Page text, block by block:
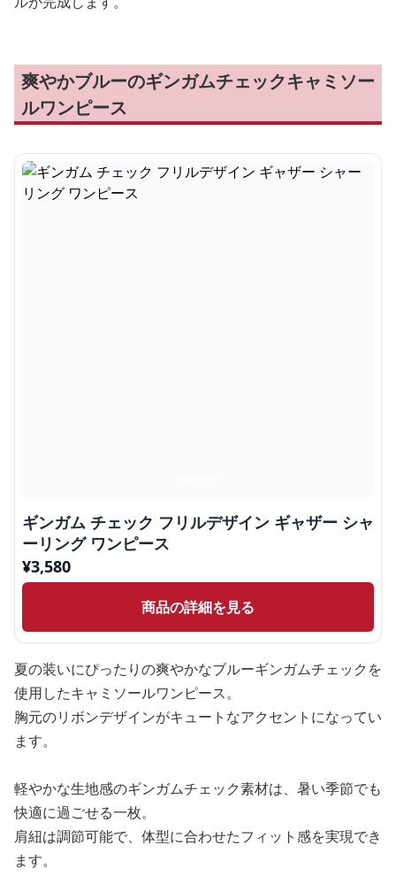
爽やかブルーのギンガムチェックキャミソー
ルワンピース
ギンガム チェック フリルデザイン ギャザー シャ
ーリング ワンピース
¥3,580
商品の詳細を見る
夏の装いにぴったりの爽やかなブルーギンガムチェックを
使用したキャミソールワンピース。
胸元のリボンデザインがキュートなアクセントになってい
ます。
軽やかな生地感のギンガムチェック素材は、暑い季節でも
快適に過ごせる一枚。
肩紐は調節可能で、体型に合わせたフィット感を実現でき
ます。